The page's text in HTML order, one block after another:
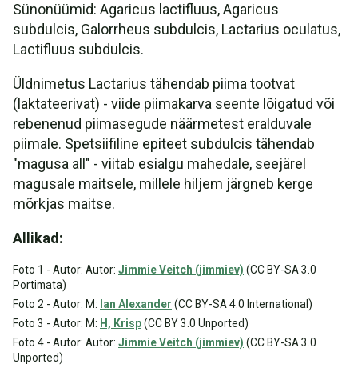
Sünonüümid: Agaricus lactifluus, Agaricus
subdulcis, Galorrheus subdulcis, Lactarius oculatus,
Lactifluus subdulcis.
Üldnimetus Lactarius tähendab piima tootvat
(laktateerivat) - viide piimakarva seente lõigatud või
rebenenud piimasegude näärmetest eralduvale
piimale. Spetsiifiline epiteet subdulcis tähendab
"magusa all" - viitab esialgu mahedale, seejärel
magusale maitsele, millele hiljem järgneb kerge
mõrkjas maitse.
Allikad:
Foto 1 - Autor: Autor: Jimmie Veitch (jimmiev) (CC BY-SA 3.0
Portimata)
Foto 2 - Autor: M: Ian Alexander (CC BY-SA 4.0 International)
Foto 3 - Autor: M: H, Krisp(CC BY 3.0 Unported)
Foto 4 - Autor: Autor: Jimmie Veitch (jimmiev) (CC BY-SA 3.0
Unported)